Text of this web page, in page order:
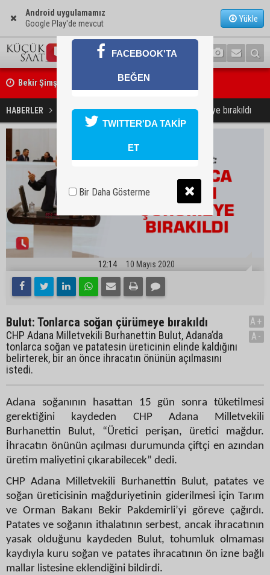
Android uygulamamız
Google Play'de mevcut
Yükle
Bekir Şimşek’ten Mustafa Özkan’a ziyaret
Ceyhan’da asfalt çalışmaları sürüyor
HABERLER SİYASET Bulut: Tonlarca soğan çürümeye bırakıldı
12:14 10 Mayıs 2020
Bulut: Tonlarca soğan çürümeye bırakıldı
CHP Adana Milletvekili Burhanettin Bulut, Adana’da
tonlarca soğan ve patatesin üreticinin elinde kaldığını
belirterek, bir an önce ihracatın önünün açılmasını
istedi.
A+
A-
Adana soğanının hasattan 15 gün sonra tüketilmesi
gerektiğini kaydeden CHP Adana Milletvekili
Burhanettin Bulut, “Üretici perişan, üretici mağdur.
İhracatın önünün açılması durumunda çiftçi en azından
üretim maliyetini çıkarabilecek” dedi.
CHP Adana Milletvekili Burhanettin Bulut, patates ve
soğan üreticisinin mağduriyetinin giderilmesi için Tarım
ve Orman Bakanı Bekir Pakdemirli’yi göreve çağırdı.
Patates ve soğanın ithalatının serbest, ancak ihracatının
yasak olduğunu kaydeden Bulut, tohumluk olmaması
kaydıyla kuru soğan ve patates ihracatının ön izne bağlı
mallar listesine eklendiğini bildirdi.
FACEBOOK'TA
BEĞEN
TWITTER'DA TAKİP
ET
Bir Daha Gösterme